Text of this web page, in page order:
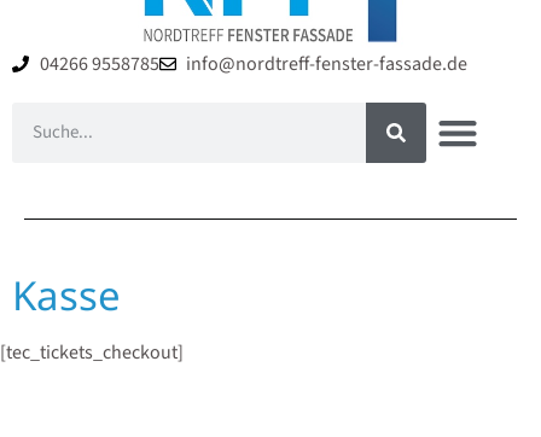
04266 9558785 info@nordtreff-fenster-fassade.de
Kasse
[tec_tickets_checkout]